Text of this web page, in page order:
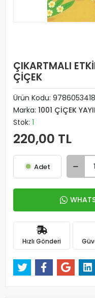
ÇIKARTMALI
ÇİÇEK
Ürün Kodu:
Marka: 1001 ÇİÇEK
Stok: 1
220,00 TL
Adet
Hızlı Gönderi